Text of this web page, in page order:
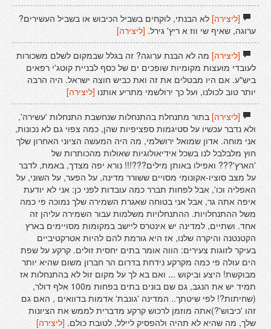
[ליצירה]לא הבנתי, לוקחים בשביל הכיבוש או בשביל העשירים?
ערוגה, שאיף שי ווז א ריץ' גירל.[ליצירה]
[ליצירה]מה לא הבנת ערוגה? זה בגלל שבמקום לשלם משכורות
לעובדי מועצות מקומיות שופכים ים של כסף לבניית קוטג'י רפאים
ביש"ע. אם היו מבטלים את זה ואת כביש חוצה ישראל. היה הרבה
יותר טוב לכולנו, ועל כך ירולשמי מתריע אותנו [ליצירה]
[ליצירה]בתור מתנחלת בהתנחלות שנחשבת התנחלות 'עשירה',
ולא נדבר עכשיו על סטיגמות ספציפיות שהן, כמה צפוי גם לא נכונות,
אני מוחה. אדון שמואל ירושלמי, מה היה המעשה הציוני האחרון שלך
חוץ מלבלבל לנו בשכל אידיאולוגיות שאולות מהכותרות של
'הארץ'??? ואפילו באותן מילים???!!! נורא יפה מצדך, באמת, לדבר
על מצב סוציו-אקונומי מסויים ששורר מדינה, על הפער, על השוני, על
האפליה וכו', אבל לפחות תברר כמה עובדות לפני כן: אני לא יודעת
איפה אתה גר, אבל אני בטוחה שאגרת השמירה שלך נמוכה פי כמה
משל ההתנחלויות. ההתנחלויות משלמות עבור השמירה עליהן זה
אחד. ושתיים, למדינה יש אינטרס ליישב במקומות מסויימים בארץ
הקטנטנה והיקרה שלנו, אז היא גורמת להם להיות אטרקטיביים
בעיקר לזוגות צעירים: הווה אומר בתים יחסית זולים. קרקע על שפת
הים עולה פי כמה מקרקע נידחת בדרום הר חברון משום שהיא יותר
מבוקשת! היצע וביקוש ... ואם בא לך על מקום זול לא בהתנחלות אז
תמיד יש את הנגב, גם שם בונים בתים בפחות מ100 אלף דולר,
(שחיתות?! לפי שיטתך.. המדינה 'גונבת' אדמות בדוואים , האם גם
זהו 'כיבוש'?)אתה מוזמן לרכוש קרקע מדברית לממש את הציונות
שלך, מה שהיא לא תהיה ולהפסיק ליילל, לטובת כולם.[ליצירה]